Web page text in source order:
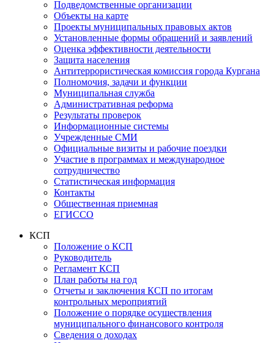
Подведомственные организации
Объекты на карте
Проекты муниципальных правовых актов
Установленные формы обращений и заявлений
Оценка эффективности деятельности
Защита населения
Антитеррористическая комиссия города Кургана
Полномочия, задачи и функции
Муниципальная служба
Административная реформа
Результаты проверок
Информационные системы
Учрежденные СМИ
Официальные визиты и рабочие поездки
Участие в программах и международное
сотрудничество
Статистическая информация
Контакты
Общественная приемная
ЕГИССО
КСП
Положение о КСП
Руководитель
Регламент КСП
План работы на год
Отчеты и заключения КСП по итогам
контрольных мероприятий
Положение о порядке осуществления
муниципального финансового контроля
Сведения о доходах